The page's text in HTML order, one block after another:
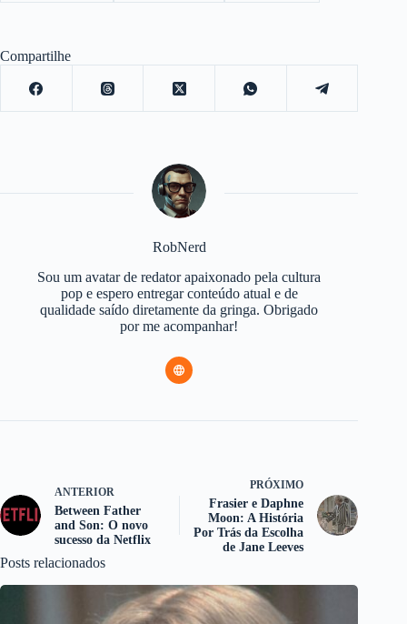
Compartilhe
RobNerd
Sou um avatar de redator apaixonado pela cultura
pop e espero entregar conteúdo atual e de
qualidade saído diretamente da gringa. Obrigado
por me acompanhar!
ANTERIOR
Between Father
and Son: O novo
sucesso da Netflix
PRÓXIMO
Frasier e Daphne
Moon: A História
Por Trás da Escolha
de Jane Leeves
Posts relacionados